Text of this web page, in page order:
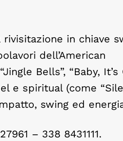
rivisitazione in chiave
dell’American
Bells”, “Baby, It’s
e spiritual (come
swing ed
– 338 8431111.